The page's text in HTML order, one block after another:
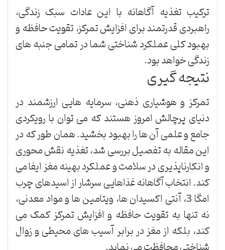
ترکیب تغذیه آگاهانه با این عادات سبک زندگی،
راهبردی قدرتمند برای افزایش تمرکز، تقویت حافظه و
بهبود کلی عملکرد شناختی شما در تمامی جنبه های
زندگی خواهد بود.
نتیجه گیری
تمرکز و هوشیاری ذهنی، سرمایه هایی ارزشمند در
دنیای پرچالش امروز هستند که می توان با رویکردی
جامع و علمی آن ها را بهبود بخشید. همان طور که در
این مقاله به تفصیل بررسی شد، تغذیه نقش محوری
و انکارناپذیری در سلامت و عملکرد بهینه مغز ایفا می
کند. انتخاب آگاهانه غذاهایی سرشار از اسیدهای چرب
امگا 3، آنتی اکسیدان ها، ویتامین ها و مواد معدنی،
نه تنها به تقویت حافظه و افزایش تمرکز کمک می
کند، بلکه از مغز در برابر آسیب های محیطی و زوال